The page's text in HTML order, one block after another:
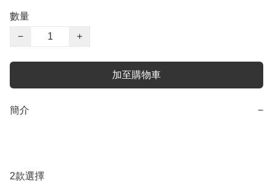
數量
−
+
加至購物車
簡介 −
2款選擇